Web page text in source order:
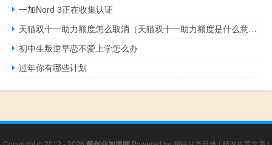
一加Nord 3正在收集认证
天猫双十一助力额度怎么取消（天猫双十一助力额度是什么意思）
初中生叛逆早恋不爱上学怎么办
过年你有哪些计划